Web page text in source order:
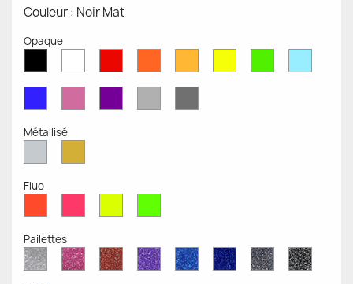
Couleur : Noir Mat
Opaque
Mat
Mat
Mat
Mat
Mate
OpaqueMat
Opaque
Mat
Mat
Mat
Clair
Foncé
Métallisé
MétalliséMétallique
Fluo
Fluo
Fluo
Fluo
Fluo
Pailettes
Diamant
Scintillant
Paillettes
Roses
Paillettes
Rouges
Paillettes
Violettes
Saphir
Bleu
Paillettes
Bleu
Gris
PailletéNoires